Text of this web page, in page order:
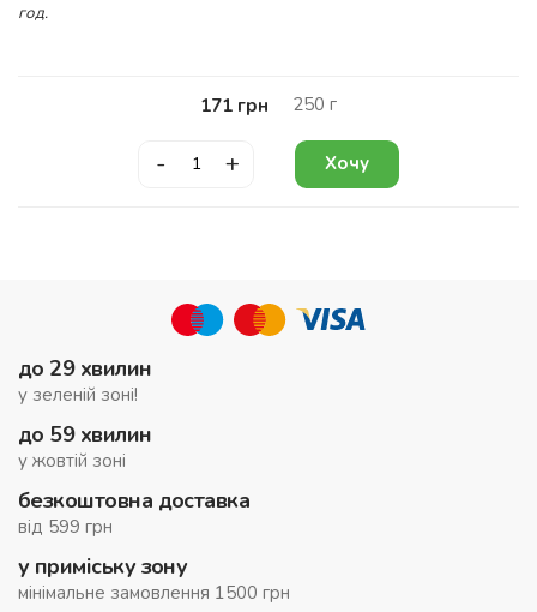
год.
171 грн 250 г
- + Хочу
до 29 хвилин
у зеленій зоні!
до 59 хвилин
у жовтій зоні
безкоштовна доставка
від 599 грн
у приміську зону
мінімальне замовлення 1500 грн